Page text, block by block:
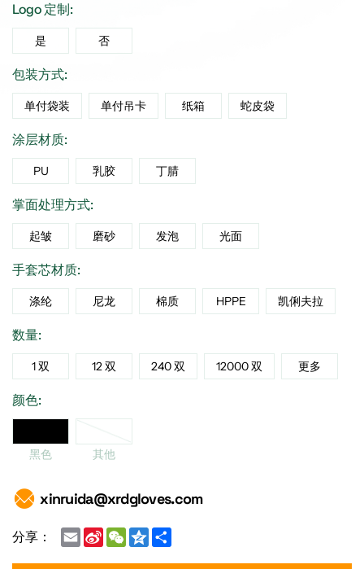
Logo 定制:
是 否
包装方式:
单付袋装 单付吊卡 纸箱 蛇皮袋
涂层材质:
PU 乳胶 丁腈
掌面处理方式:
起皱 磨砂 发泡 光面
手套芯材质:
涤纶 尼龙 棉质 HPPE 凯俐夫拉
数量:
1 双 12 双 240 双 12000 双 更多
颜色:
黑色 其他
xinruida@xrdgloves.com
分享： EmailSina
Weibo
WeChat
Qzone